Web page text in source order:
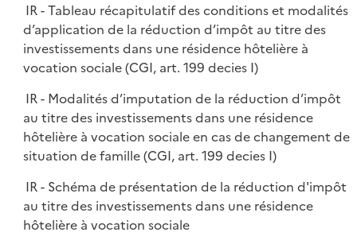
IR - Tableau récapitulatif des conditions et modalités
d’application de la réduction d’impôt au titre des
investissements dans une résidence hôtelière à
vocation sociale (CGI, art. 199 decies I)
IR - Modalités d’imputation de la réduction d’impôt
au titre des investissements dans une résidence
hôtelière à vocation sociale en cas de changement de
situation de famille (CGI, art. 199 decies I)
IR - Schéma de présentation de la réduction d'impôt
au titre des investissements dans une résidence
hôtelière à vocation sociale